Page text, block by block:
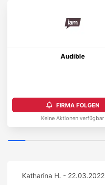
Audible
FIRMA FOLGEN
Keine Aktionen verfügbar
Katharina H. - 22.03.2022